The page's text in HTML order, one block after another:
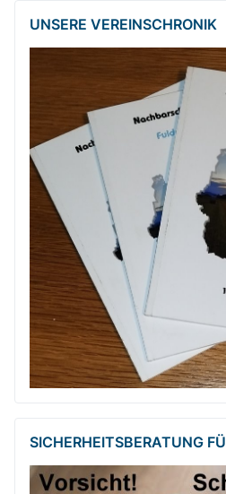
UNSERE VEREINSCHRONIK
SICHERHEITSBE­RATUNG